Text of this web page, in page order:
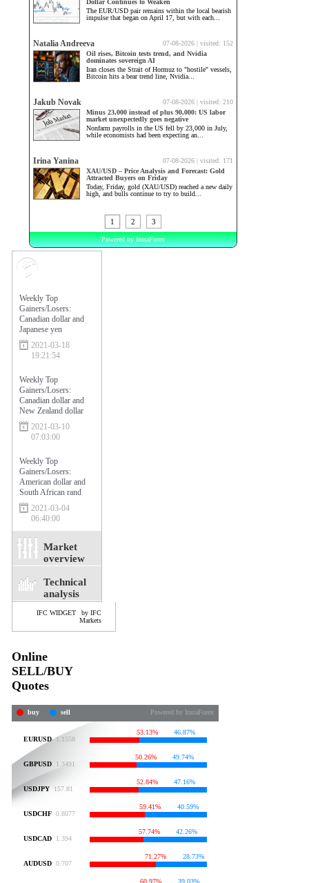
Weekly Top
Gainers/Losers:
Canadian dollar and
Japanese yen
2021-03-18
19:21:54
Weekly Top
Gainers/Losers:
Canadian dollar and
New Zealand dollar
2021-03-10
07:03:00
Weekly Top
Gainers/Losers:
American dollar and
South African rand
2021-03-04
06:40:00
Market
overview
Technical
analysis
IFC WIDGET
by IFC
Markets
Online
SELL/BUY
Quotes